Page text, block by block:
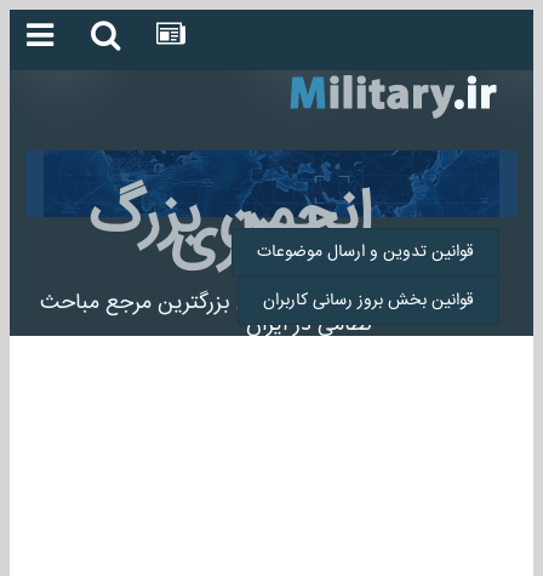
انجمن بزرگ
میلیتاری
انجمن میلیتاری بزرگترین مرجع مباحث
نظامی در ایران
قوانین تدوین و ارسال موضوعات
قوانین بخش بروز رسانی کاربران